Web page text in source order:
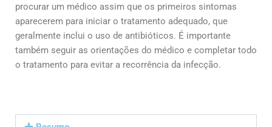
procurar um médico assim que os primeiros sintomas
aparecerem para iniciar o tratamento adequado, que
geralmente inclui o uso de antibióticos. É importante
também seguir as orientações do médico e completar todo
o tratamento para evitar a recorrência da infecção.